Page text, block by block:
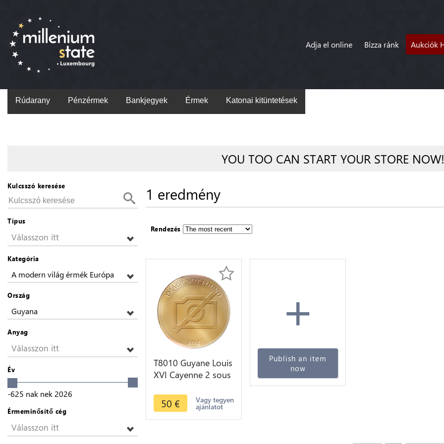
Adja el online Bízza ránk Aukciók
Rúdarany Pénzérmek Bankjegyek Érmek Katonai kitüntetések
YOU TOO CAN START YOUR STORE NOW!
Kulcsszó keresése
Típus
Válasszon itt
Kategória
A modern világ érmék Európa
Ország
Guyana
Anyag
Válasszon itt
Év
-625 nak nek 2026
Érmeminősítő cég
Válasszon itt
1 eredmény
Rendezés
T8010 Guyane Louis
XVI Cayenne 2 sous
50 € Vagy tegyen
ajánlatot
+
Publish an item
now